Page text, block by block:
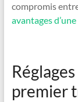
compromis
avantages
premier